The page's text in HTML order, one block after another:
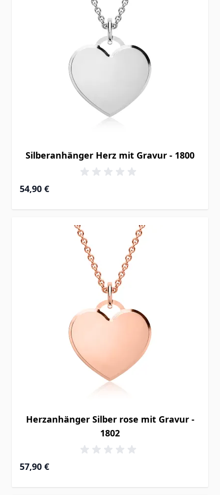
Silberanhänger Herz mit Gravur - 1800
54,90 €
Herzanhänger Silber rose mit Gravur -
1802
57,90 €